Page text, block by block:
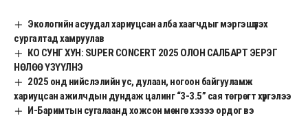
Экологийн асуудал хариуцсан алба хаагчдыг мэргэшүүлэх
сургалтад хамруулав
КО СУНГ ХУН: SUPER CONCERT 2025 ОЛОН САЛБАРТ ЭЕРЭГ
НӨЛӨӨ ҮЗҮҮЛНЭ
2025 онд нийслэлийн ус, дулаан, ногоон байгууламж
хариуцсан ажилчдын дундаж цалинг “3-3.5” сая төгрөгт хүргэлээ
И-Баримтын сугалаанд хожсон мөнгө хэзээ ордог вэ